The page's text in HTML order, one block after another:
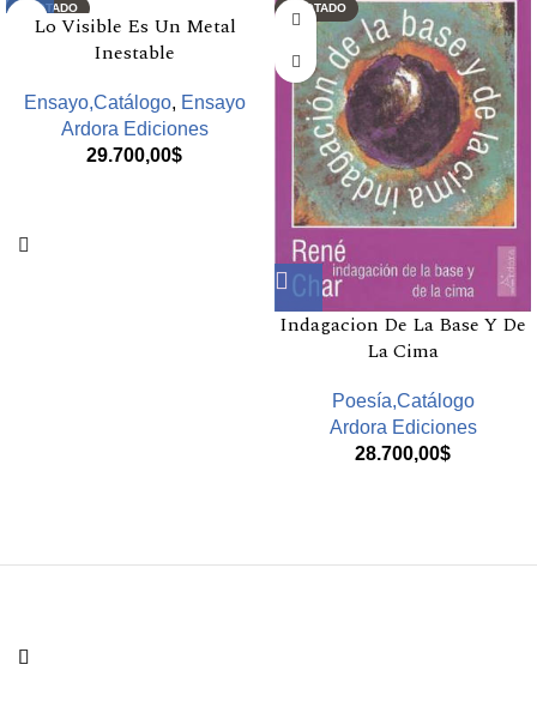
AGOTADO
Lo Visible Es Un Metal
Inestable
Ensayo,Catálogo, Ensayo
Ardora Ediciones
29.700,00$
AGOTADO
Indagacion De La Base Y De
La Cima
Poesía,Catálogo
Ardora Ediciones
28.700,00$